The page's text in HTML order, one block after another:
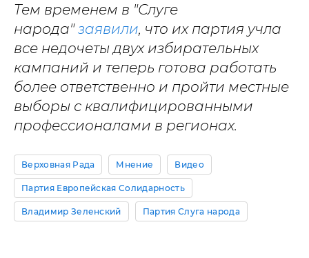
Тем временем в "Слуге
народа"заявили, что их партия учла
все недочеты двух избирательных
кампаний и теперь готова работать
более ответственно и пройти местные
выборы с квалифицированными
профессионалами в регионах.
Верховная Рада Мнение Видео
Партия Европейская Солидарность
Владимир Зеленский Партия Слуга народа